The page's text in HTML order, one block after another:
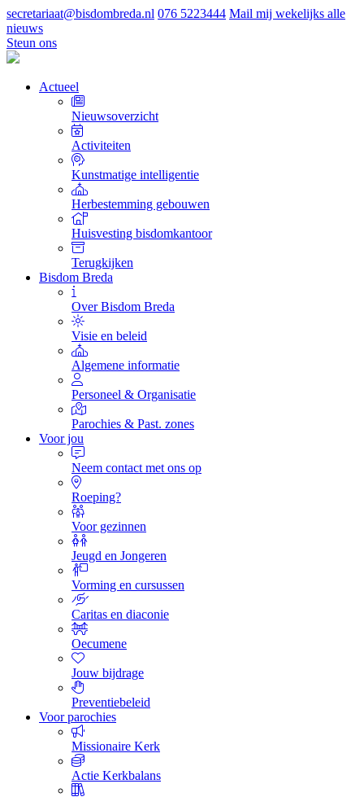
secretariaat@bisdombreda.nl 076 5223444 Mail mij wekelijks alle
nieuws
Steun ons
Actueel
Nieuwsoverzicht
Activiteiten
Kunstmatige intelligentie
Herbestemming gebouwen
Huisvesting bisdomkantoor
Terugkijken
Bisdom Breda
Over Bisdom Breda
Visie en beleid
Algemene informatie
Personeel & Organisatie
Parochies & Past. zones
Voor jou
Neem contact met ons op
Roeping?
Voor gezinnen
Jeugd en Jongeren
Vorming en cursussen
Caritas en diaconie
Oecumene
Jouw bijdrage
Preventiebeleid
Voor parochies
Missionaire Kerk
Actie Kerkbalans